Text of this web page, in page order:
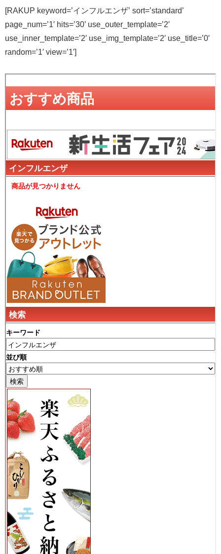
[RAKUP keyword=’インフルエンザ’ sort=’standard’
page_num=’1′ hits=’30’ use_outer_template=’2′
use_inner_template=’2′ use_img_template=’2′ use_title=’0′
random=’1′ view=’1′]